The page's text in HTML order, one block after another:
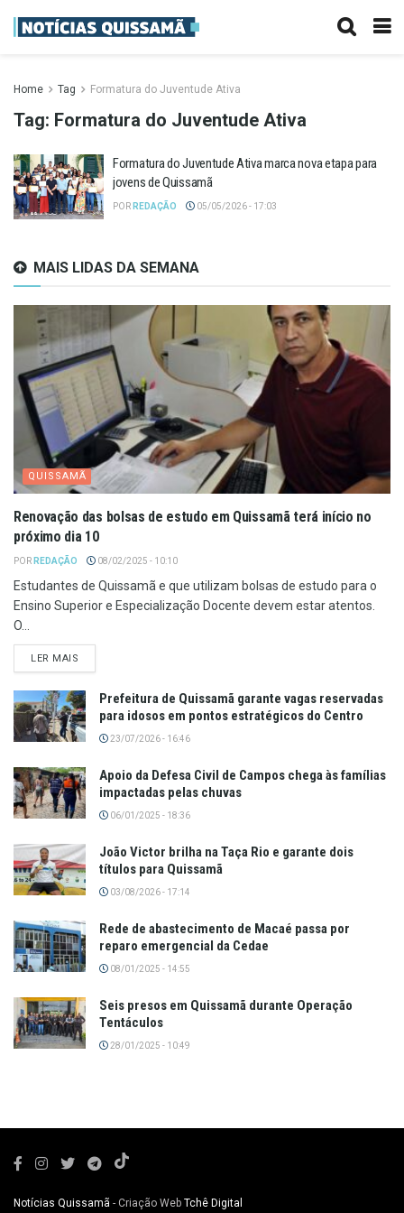
Home Tag Formatura do Juventude Ativa
Tag: Formatura do Juventude Ativa
Formatura do Juventude Ativa marca nova etapa para
jovens de Quissamã
POR REDAÇÃO 05/05/2026 - 17:03
MAIS LIDAS DA SEMANA
QUISSAMÃ
Renovação das bolsas de estudo em Quissamã terá início no
próximo dia 10
POR REDAÇÃO 08/02/2025 - 10:10
Estudantes de Quissamã e que utilizam bolsas de estudo para o
Ensino Superior e Especialização Docente devem estar atentos.
O...
LER MAIS
Prefeitura de Quissamã garante vagas reservadas
para idosos em pontos estratégicos do Centro
23/07/2026 - 16:46
Apoio da Defesa Civil de Campos chega às famílias
impactadas pelas chuvas
06/01/2025 - 18:36
João Victor brilha na Taça Rio e garante dois
títulos para Quissamã
03/08/2026 - 17:14
Rede de abastecimento de Macaé passa por
reparo emergencial da Cedae
08/01/2025 - 14:55
Seis presos em Quissamã durante Operação
Tentáculos
28/01/2025 - 10:49
Notícias Quissamã - Criação Web Tchê Digital